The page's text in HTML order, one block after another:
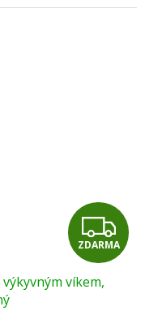
Z
D
ZDARMA
víkem,